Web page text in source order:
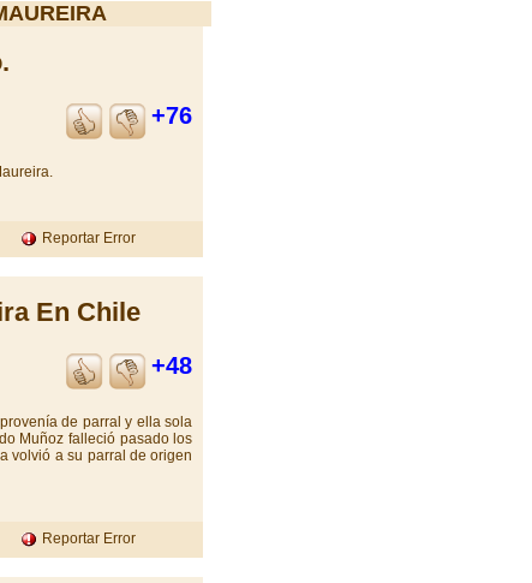
+76
Reportar Error
En Chile
+48
de parral y ella sola
Muñoz falleció pasado los
volvió a su parral de origen
Reportar Error